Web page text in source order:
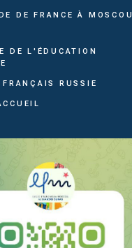
DE FRANCE À MOSCOU
DE L'ÉDUCATION
RUSSIE